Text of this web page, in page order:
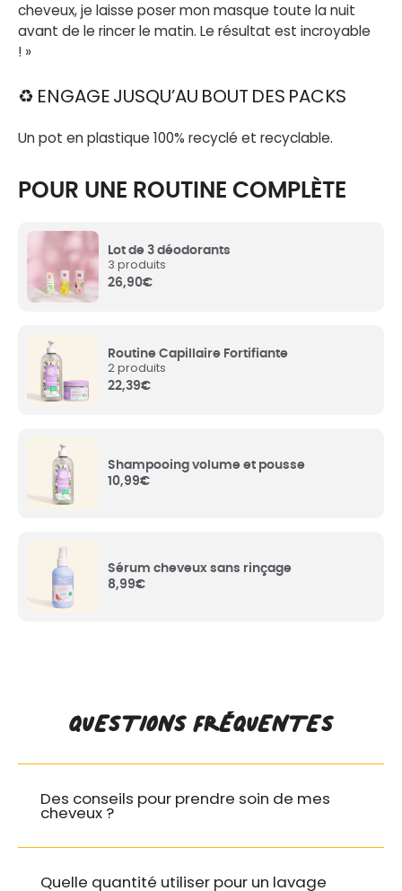
Malus Domestica Fruit Water**: Eau de
feuilles de romarin BIO aux vertus tonifiantes et
améliore la texture du produit. Composant du
Varisoft.
Sorbitan Caprylate
Caprylic/capric Triglyceride
d’une huile végétale extraite de la noix de coco.
Helianthus Annuus Hybrid Oil
tournesol BIO, elle adoucit le cuir chevelu.
Benzyl Alcohol
Parfum : Parfum d’origine naturelle.
Glycerin: Issu de graisses végétales, il hydrate
Cocos Nucifera Oil ** : Huile de coco BIO, laisse
cheveux, je laisse poser mon masque toute la nuit
avant de le rincer le matin. Le résultat est incroyable
! »
♻️ ENGAGE JUSQU’AU BOUT DES PACKS
Un pot en plastique 100% recyclé et recyclable.
POUR UNE ROUTINE COMPLÈTE
Lot de 3 déodorants
3 produits
26,90€
Routine Capillaire Fortifiante
2 produits
22,39€
Shampooing volume et pousse
10,99€
Sérum cheveux sans rinçage
8,99€
QUESTIONS FRÉQUENTES
Des conseils pour prendre soin de mes
cheveux ?
Quelle quantité utiliser pour un lavage